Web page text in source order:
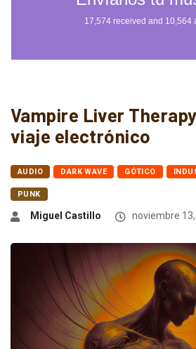
Vampire Liver
viaje electrónico
AUDIO DARK WAVE GÓTICO
PUNK
Miguel Castillo noviembre